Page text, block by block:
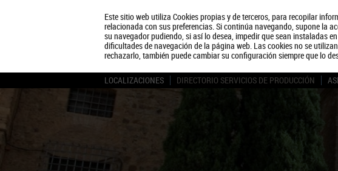
Este sitio web utiliza Cookies propias y de terceros, para recopilar
relacionada con sus preferencias. Si continúa navegando, supone la
su navegador pudiendo, si así lo desea, impedir que sean instaladas
dificultades de navegación de la página web. Las cookies no se
rechazarlo, también puede cambiar su configuración siempre que lo
LOCALIZACIONES DIRECTORIO SERVICIOS DE PRODUCCIÓN